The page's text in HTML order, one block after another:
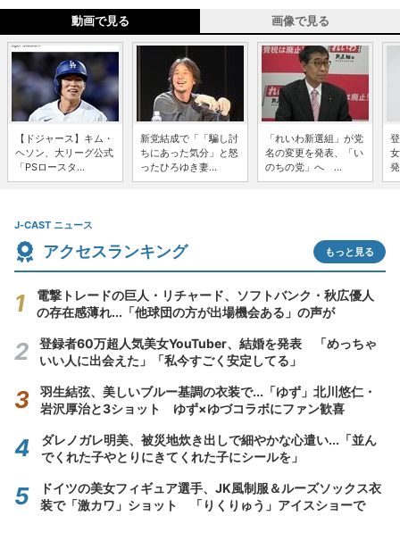
動画で見る 画像で見る
【ドジャース】キム・
ヘソン、大リーグ公式
「PSロースタ...
新党結成で「「騙し討
ちにあった気分」と怒
ったひろゆき妻...
「れいわ新選組」が党
名の変更を発表、「い
のちの党」へ ...
J-CAST ニュース
アクセスランキング もっと見る
電撃トレードの巨人・リチャード、ソフトバンク・秋広優人
の存在感薄れ...「他球団の方が出場機会ある」の声が
登録者60万超人気美女YouTuber、結婚を発表 「めっちゃ
いい人に出会えた」「私今すごく安定してる」
羽生結弦、美しいブルー基調の衣装で...「ゆず」北川悠仁・
岩沢厚治と3ショット ゆず×ゆづコラボにファン歓喜
ダレノガレ明美、被災地炊き出しで細やかな心遣い...「並ん
でくれた子やとりにきてくれた子にシールを」
ドイツの美女フィギュア選手、JK風制服＆ルーズソックス衣
装で「激カワ」ショット 「りくりゅう」アイスショーで